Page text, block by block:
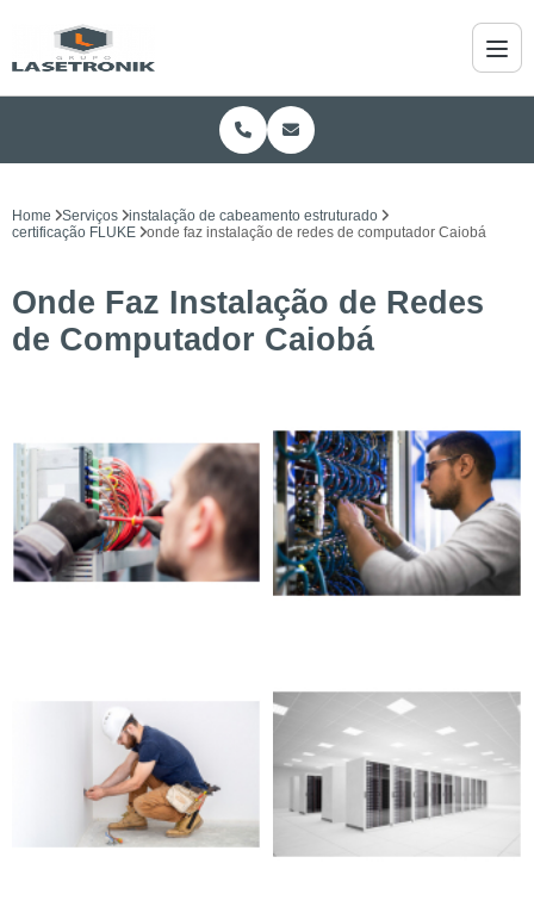
Home Serviços
instalação de cabeamento estruturado
certificação FLUKE
onde faz instalação de redes de computador Caiobá
Onde Faz Instalação de Redes
de Computador Caiobá